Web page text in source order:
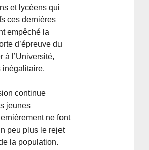
et lycéens qui
ces dernières
empêché la
d’épreuve du
à l’Université,
inégalitaire.
continue
jeunes
ne font
peu plus le rejet
la population.